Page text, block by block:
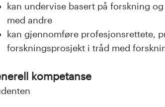
kan undervise basert på forskning
med andre
kan gjennomføre profesjonsrettete,
forskningsprosjekt i tråd med
kompetanse